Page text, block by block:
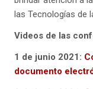
las Tecnologías de
Videos de las
1 de junio 2021:
documento